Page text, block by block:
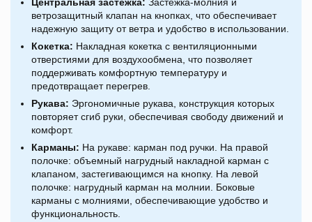
Центральная застежка: Застежка-молния и
ветрозащитный клапан на кнопках, что обеспечивает
надежную защиту от ветра и удобство в использовании.
Кокетка: Накладная кокетка с вентиляционными
отверстиями для воздухообмена, что позволяет
поддерживать комфортную температуру и
предотвращает перегрев.
Рукава: Эргономичные рукава, конструкция которых
повторяет сгиб руки, обеспечивая свободу движений и
комфорт.
Карманы: На рукаве: карман под ручки. На правой
полочке: объемный нагрудный накладной карман с
клапаном, застегивающимся на кнопку. На левой
полочке: нагрудный карман на молнии. Боковые
карманы с молниями, обеспечивающие удобство и
функциональность.